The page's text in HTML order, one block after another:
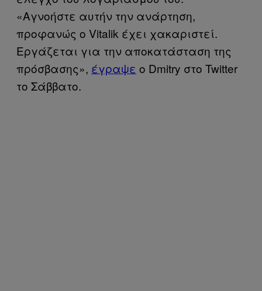
«Αγνοήστε αυτήν την ανάρτηση,
προφανώς ο Vitalik έχει χακαριστεί.
Εργάζεται για την αποκατάσταση της
πρόσβασης», έγραψε ο Dmitry στο Twitter
το Σάββατο.